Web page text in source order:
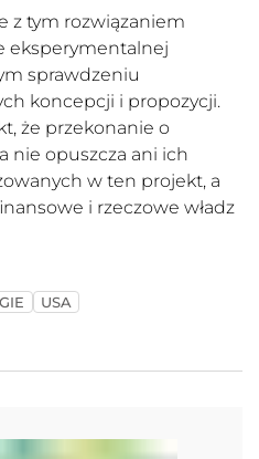
z tym rozwiązaniem
eksperymentalnej
sprawdzeniu
koncepcji i propozycji.
że przekonanie o
nie opuszcza ani ich
w ten projekt, a
i rzeczowe władz
USA